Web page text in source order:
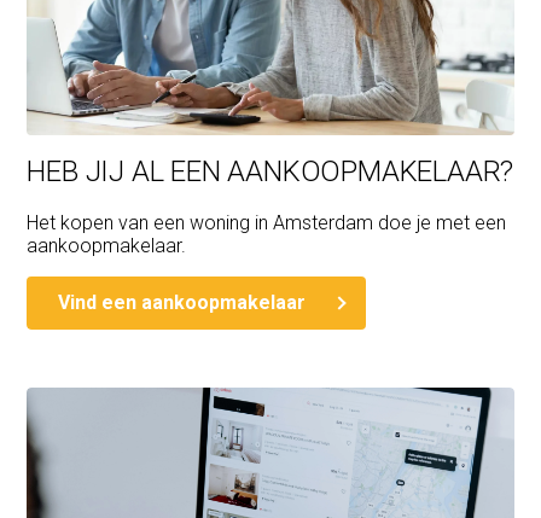
HEB JIJ AL EEN AANKOOPMAKELAAR?
Het kopen van een woning in Amsterdam doe je met een
aankoopmakelaar.
Vind een aankoopmakelaar